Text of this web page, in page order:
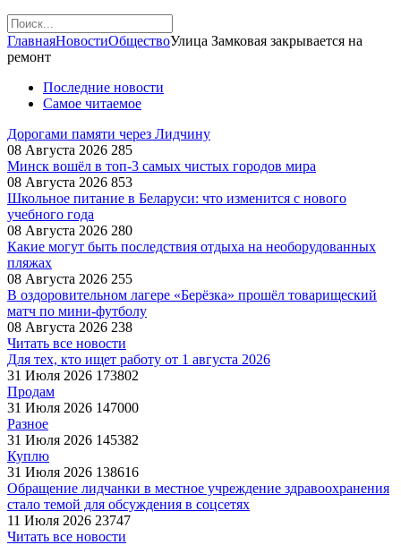
ГлавнаяНовостиОбществоУлица Замковая закрывается на
ремонт
Последние новости
Самое читаемое
Дорогами памяти через Лидчину
08 Августа 2026 285
Минск вошёл в топ-3 самых чистых городов мира
08 Августа 2026 853
Школьное питание в Беларуси: что изменится с нового
учебного года
08 Августа 2026 280
Какие могут быть последствия отдыха на необорудованных
пляжах
08 Августа 2026 255
В оздоровительном лагере «Берёзка» прошёл товарищеский
матч по мини-футболу
08 Августа 2026 238
Читать все новости
Для тех, кто ищет работу от 1 августа 2026
31 Июля 2026 173802
Продам
31 Июля 2026 147000
Разное
31 Июля 2026 145382
Куплю
31 Июля 2026 138616
Обращение лидчанки в местное учреждение здравоохранения
стало темой для обсуждения в соцсетях
11 Июля 2026 23747
Читать все новости